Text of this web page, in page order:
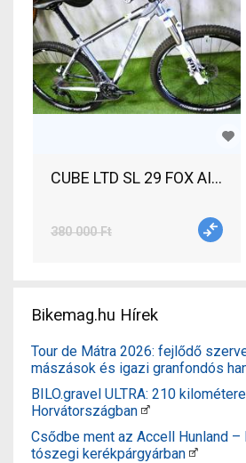
CUBE LTD SL 29 FOX
380 000 Ft
Bikemag.hu Hírek
Tour de Mátra 2026: fejlődő
mászások és igazi granfondós
BILO.gravel ULTRA: 210
Horvátországban
Csődbe ment az Accell Hunland
tószegi kerékpárgyárban